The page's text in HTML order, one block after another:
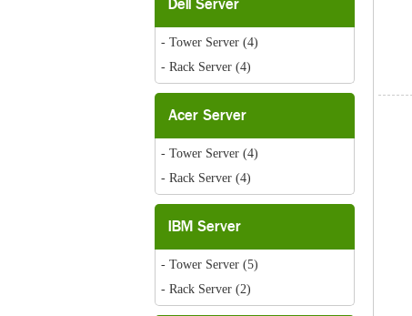
- Tower Server (4)
- Rack Server (4)
Acer Server
- Tower Server (4)
- Rack Server (4)
IBM Server
- Tower Server (5)
- Rack Server (2)